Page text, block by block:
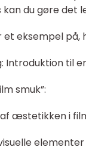
du gøre det
et eksempel
Introduktion til
smuk”:
æstetikken i
elementer